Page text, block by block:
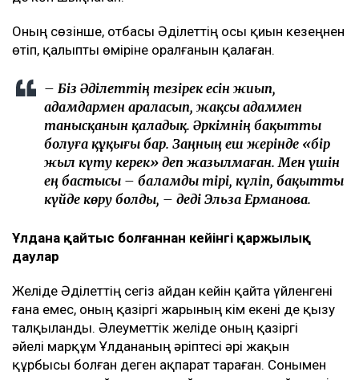
өтіп, қалыпты өміріне оралғанын қалаған.
адамдармен араласып, жақсы адаммен
танысқанын қаладық. Әркімнің бақытты
болуға құқығы бар. Заңның еш жерінде «бір
жыл күту керек» деп жазылмаған. Мен үшін
ең бастысы – баламды тірі, күліп, бақытты
күйде көру болды, – деді Эльза Ерманова.
даулар
ғана емес, оның қазіргі жарының кім екені де қызу
талқыланды. Әлеуметтік желіде оның қазіргі
әйелі марқұм Ұлдананың әріптесі әрі жақын
құрбысы болған деген ақпарат тараған. Сонымен
қатар оның қайғылы жағдайдан көп ұзамай жүкті